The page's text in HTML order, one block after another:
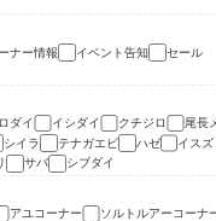
ナー情報 イベント告知
セール
ダイ イシダイ クチジロ 尾長
シイラ テナガエビ ハゼ イスズ
サバ シブダイ
アユコーナー
ソルトルアーコーナ